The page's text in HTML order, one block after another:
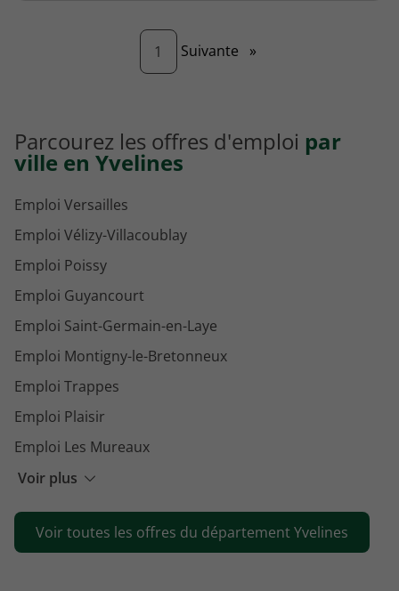
1 Page
Suivante »
Parcourez les offres d'emploi par
ville en Yvelines
Voir plus
Emploi Versailles
Emploi Vélizy-Villacoublay
Emploi Poissy
Emploi Guyancourt
Emploi Saint-Germain-en-Laye
Emploi Montigny-le-Bretonneux
Emploi Trappes
Emploi Plaisir
Emploi Les Mureaux
Emploi Élancourt
Emploi Le Chesnay-Rocquencourt
Emploi Rambouillet
Voir toutes les offres du département Yvelines